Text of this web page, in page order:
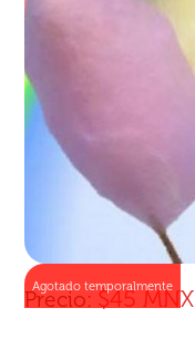
Precio: $45 MNX
Agotado temporalmente